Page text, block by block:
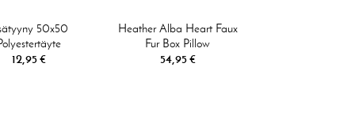
50x50
12,95 €
Heather Alba Heart Faux
Fur Box Pillow
54,95 €